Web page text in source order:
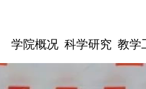
学院概况 科学研究 教学